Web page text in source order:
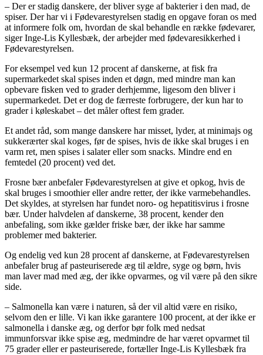
– Der er stadig danskere, der bliver syge af bakterier i den mad, de
spiser. Der har vi i Fødevarestyrelsen stadig en opgave foran os med
at informere folk om, hvordan de skal behandle en række fødevarer,
siger Inge-Lis Kyllesbæk, der arbejder med fødevaresikkerhed i
Fødevarestyrelsen.
For eksempel ved kun 12 procent af danskerne, at fisk fra
supermarkedet skal spises inden et døgn, med mindre man kan
opbevare fisken ved to grader derhjemme, ligesom den bliver i
supermarkedet. Det er dog de færreste forbrugere, der kun har to
grader i køleskabet – det måler oftest fem grader.
Et andet råd, som mange danskere har misset, lyder, at minimajs og
sukkerærter skal koges, før de spises, hvis de ikke skal bruges i en
varm ret, men spises i salater eller som snacks. Mindre end en
femtedel (20 procent) ved det.
Frosne bær anbefaler Fødevarestyrelsen at give et opkog, hvis de
skal bruges i smoothier eller andre retter, der ikke varmebehandles.
Det skyldes, at styrelsen har fundet noro- og hepatitisvirus i frosne
bær. Under halvdelen af danskerne, 38 procent, kender den
anbefaling, som ikke gælder friske bær, der ikke har samme
problemer med bakterier.
Og endelig ved kun 28 procent af danskerne, at Fødevarestyrelsen
anbefaler brug af pasteuriserede æg til ældre, syge og børn, hvis
man laver mad med æg, der ikke opvarmes, og vil være på den sikre
side.
– Salmonella kan være i naturen, så der vil altid være en risiko,
selvom den er lille. Vi kan ikke garantere 100 procent, at der ikke er
salmonella i danske æg, og derfor bør folk med nedsat
immunforsvar ikke spise æg, medmindre de har været opvarmet til
75 grader eller er pasteuriserede, fortæller Inge-Lis Kyllesbæk fra